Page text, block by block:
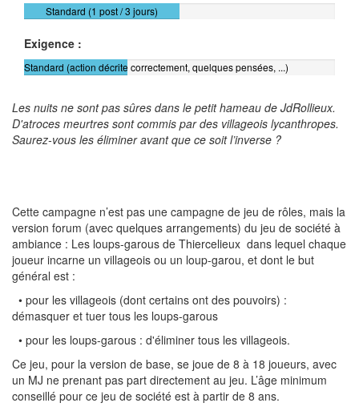
Standard (1 post / 3 jours)
Exigence :
Standard (action décrite correctement, quelques pensées, ...)
Les nuits ne sont pas sûres dans le petit hameau de JdRollieux.
D'atroces meurtres sont commis par des villageois lycanthropes.
Saurez-vous les éliminer avant que ce soit l’inverse ?
Cette campagne n’est pas une campagne de jeu de rôles, mais la
version forum (avec quelques arrangements) du jeu de société à
ambiance : Les loups-garous de Thiercelieux dans lequel chaque
joueur incarne un villageois ou un loup-garou, et dont le but
général est :
• pour les villageois (dont certains ont des pouvoirs) :
démasquer et tuer tous les loups-garous
• pour les loups-garous : d'éliminer tous les villageois.
Ce jeu, pour la version de base, se joue de 8 à 18 joueurs, avec
un MJ ne prenant pas part directement au jeu. L’âge minimum
conseillé pour ce jeu de société est à partir de 8 ans.